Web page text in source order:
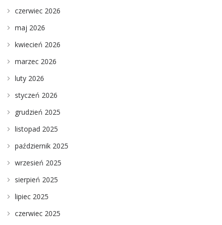
czerwiec 2026
maj 2026
kwiecień 2026
marzec 2026
luty 2026
styczeń 2026
grudzień 2025
listopad 2025
październik 2025
wrzesień 2025
sierpień 2025
lipiec 2025
czerwiec 2025